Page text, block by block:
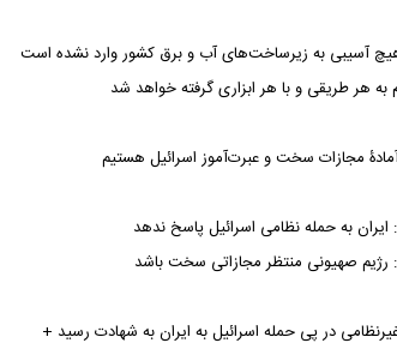
آسیبی به زیرساخت‌های آب و برق کشور وارد نشده است
به هر طریقی و با هر ابزاری گرفته خواهد شد
مجازات سخت و عبرت‌آموز اسرائیل هستیم
ایران به حمله نظامی اسرائیل پاسخ ندهد
رژیم صهیونی منتظر مجازاتی سخت باشد
در پی حمله اسرائیل به ایران به شهادت رسید +